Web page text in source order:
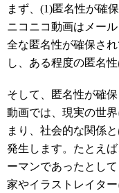
まず、(1)匿名性が確
ニコニコ動画はメー
全な匿名性が確保さ
し、ある程度の匿名
そして、匿名性が確
動画では、現実の世
まり、社会的な関係
発生します。たとえ
ーマンであったとし
家やイラストレイタ